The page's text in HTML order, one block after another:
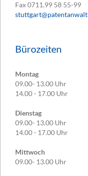
Fax0711.99 58 55-99
Bürozeiten
Montag
09.00- 13.00 Uhr
14.00 - 17.00 Uhr
Dienstag
09.00- 13.00 Uhr
14.00 - 17.00 Uhr
Mittwoch
09.00- 13.00 Uhr